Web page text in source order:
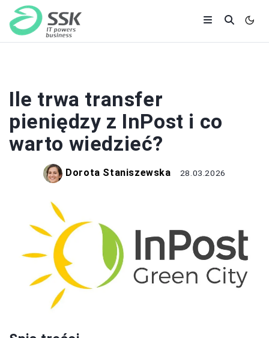
Ile trwa transfer
pieniędzy z InPost i co
warto wiedzieć?
Dorota Staniszewska 28.03.2026